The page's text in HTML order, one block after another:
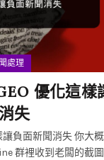
處理
優化這樣
失
消失 你大概已經接過
群裡收到老闆的截